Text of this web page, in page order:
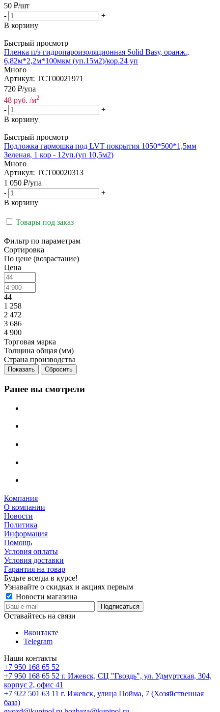
50 ₽/шт
-
+
В корзину
Быстрый просмотр
Пленка п/э гидропароизоляционная Solid Basу, оранж.,
6,82м*2,2м*100мкм (уп.15м2)/кор.24 уп
Много
Артикул: ТСТ00021971
720 ₽/упа
48 руб. /м2
-
+
В корзину
Быстрый просмотр
Подложка гармошка под LVT покрытия 1050*500*1,5мм
Зеленая, 1 кор - 12уп.(уп 10,5м2)
Много
Артикул: ТСТ00020313
1 050 ₽/упа
-
+
В корзину
Товары под заказ
Фильтр по параметрам
Сортировка
По цене (возрастание)
Цена
44
1 258
2 472
3 686
4 900
Торговая марка
Толщина общая (мм)
Страна производства
Сбросить
Ранее вы смотрели
Компания
О компании
Новости
Политика
Информация
Помощь
Условия оплаты
Условия доставки
Гарантия на товар
Будьте всегда в курсе!
Узнавайте о скидках и акциях первым
Новости магазина
Оставайтесь на связи
Вконтакте
Telegram
Наши контакты
+7 950 168 65 52
+7 950 168 65 52 г. Ижевск, СЦ "Гвоздь", ул. Удмуртская, 304,
корпус 2, офис 41
+7 922 501 63 11 г. Ижевск, улица Пойма, 7 (Хозяйственная
база)